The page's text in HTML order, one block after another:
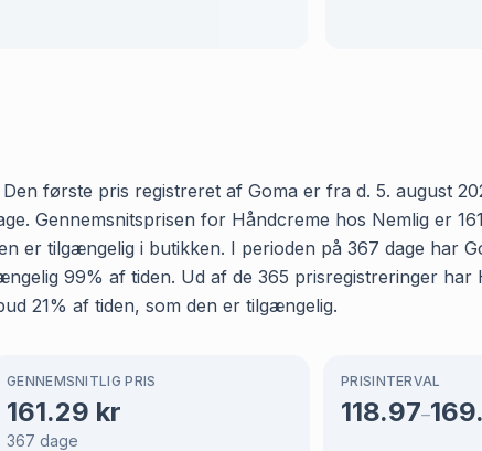
første pris registreret af Goma er fra d. 5. august
Gennemsnitsprisen for Håndcreme hos Nemlig er
er tilgængelig i butikken. I perioden på 367 dage har
99% af tiden. Ud af de 365 prisregistreringer
21% af tiden, som den er tilgængelig.
GENNEMSNITLIG PRIS
161.29 kr
367 dage
PRISINTERVAL
118.97–